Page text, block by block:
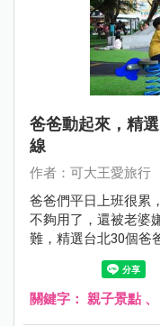
爸爸動起來，精
線
作者：可大王愛旅行
爸爸們平日上班很累
不夠用了，還被老婆
難，​​​​​​​精選台北30個爸
遊行程，讓媽媽徹底
們喝咖啡聊是非，爸
吧。
關鍵字： 親子景點 、